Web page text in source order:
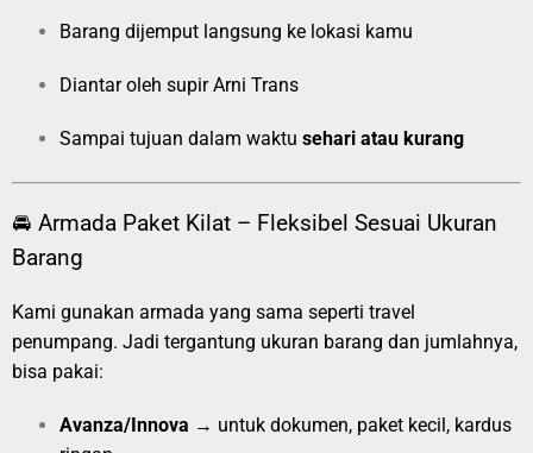
Barang dijemput langsung ke lokasi kamu
Diantar oleh supir Arni Trans
Sampai tujuan dalam waktu sehari atau kurang
🚘 Armada Paket Kilat – Fleksibel Sesuai Ukuran
Barang
Kami gunakan armada yang sama seperti travel
penumpang. Jadi tergantung ukuran barang dan jumlahnya,
bisa pakai:
Avanza/Innova → untuk dokumen, paket kecil, kardus